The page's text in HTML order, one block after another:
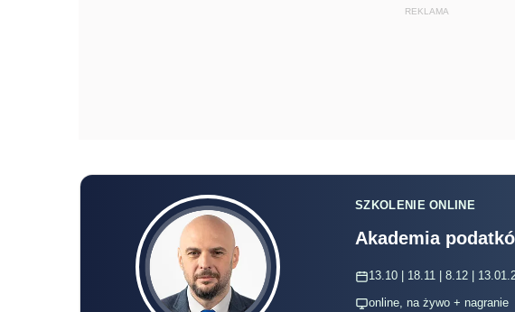
REKLAMA
SZKOLENIE ONLINE
Akademia
13.10 | 18.11 | 8.12 |
online, na żywo + nagranie